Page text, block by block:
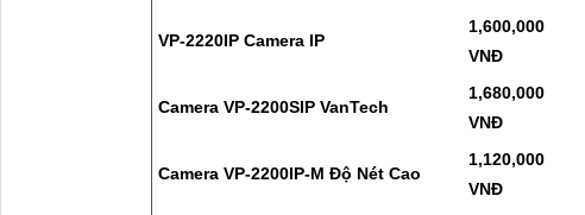
VP-2220IP Camera IP
1,600,000
VNĐ
Camera VP-2200SIP VanTech
1,680,000
VNĐ
Camera VP-2200IP-M Độ Nét Cao
1,120,000
VNĐ